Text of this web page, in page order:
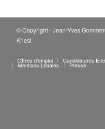
© Copyright - Jean-Yves
Kriesi
Offres d’emploi Candidatures
Mentions Légales Presse